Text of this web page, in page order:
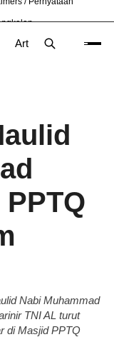
Artikel
News TNI
Nabi Muhammad
TNI AL turut
di Masjid PPTQ